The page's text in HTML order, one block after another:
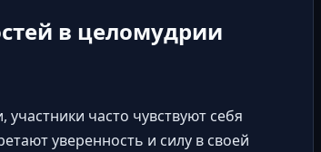
в целомудрии
часто чувствуют себя
уверенность и силу в своей